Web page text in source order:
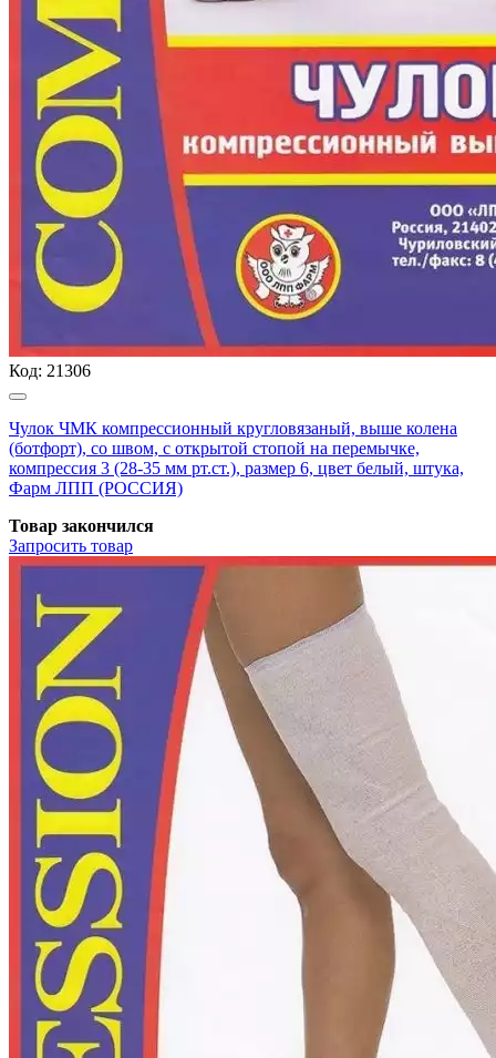
Код: 21306
Чулок ЧМК компрессионный кругловязаный, выше колена
(ботфорт), со швом, с открытой стопой на перемычке,
компрессия 3 (28-35 мм рт.ст.), размер 6, цвет белый, штука,
Фарм ЛПП (РОССИЯ)
Товар закончился
Запросить товар